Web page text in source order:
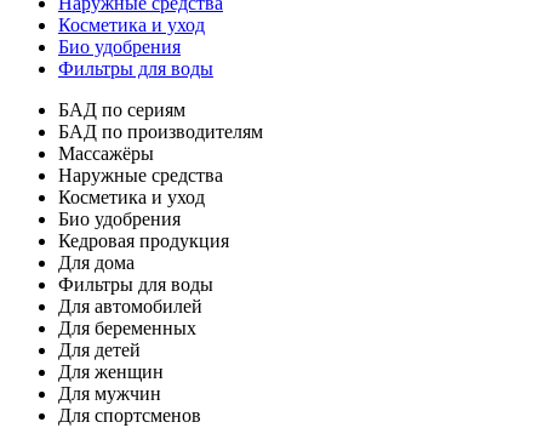
Косметика и уход
Био удобрения
Фильтры для воды
БАД по сериям
БАД по производителям
Массажёры
Наружные средства
Косметика и уход
Био удобрения
Кедровая продукция
Для дома
Фильтры для воды
Для автомобилей
Для беременных
Для детей
Для женщин
Для мужчин
Для спортсменов